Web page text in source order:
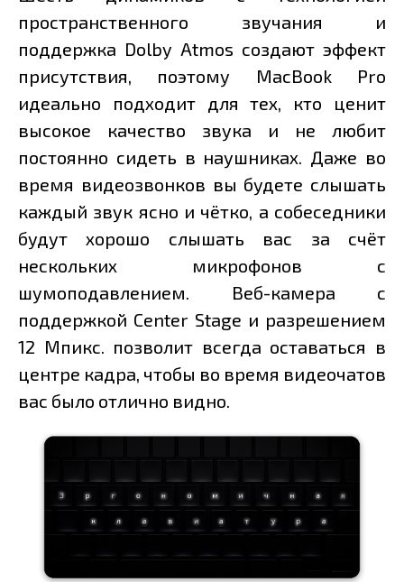
пространственного звучания и
поддержка Dolby Atmos создают эффект
присутствия, поэтому MacBook Pro
идеально подходит для тех, кто ценит
высокое качество звука и не любит
постоянно сидеть в наушниках. Даже во
время видеозвонков вы будете слышать
каждый звук ясно и чётко, а собеседники
будут хорошо слышать вас за счёт
нескольких микрофонов с
шумоподавлением. Веб-камера с
поддержкой Center Stage и разрешением
12 Мпикс. позволит всегда оставаться в
центре кадра, чтобы во время видеочатов
вас было отлично видно.